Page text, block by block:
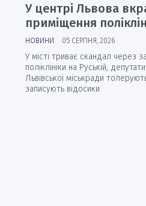
У центрі Львова
приміщення
НОВИНИ 05 СЕРПНЯ, 2026
У місті триває скандал через
поліклініки на Руській, депутати
Львівської міськради
записують відосики